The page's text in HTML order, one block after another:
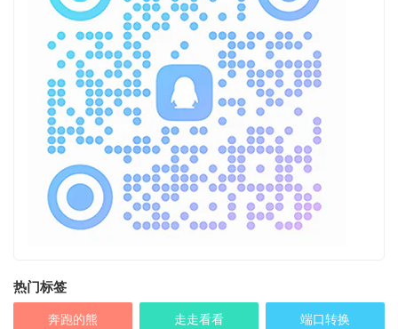
热门标签
奔跑的熊 走走看看 端口转换